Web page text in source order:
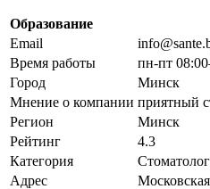
Образование
Email
Время работы
пн-пт
Город
Минск
Мнение о компании приятный
Регион
Минск
Рейтинг
4.3
Категория
Адрес